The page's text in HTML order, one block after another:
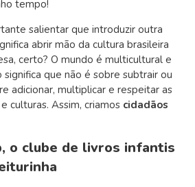
tempo!
salientar que introduzir outra
abrir mão da cultura brasileira
certo? O mundo é multicultural e
significa que não é sobre subtrair ou
adicionar, multiplicar e respeitar as
culturas. Assim, criamos cidadãos
o clube de livros infantis